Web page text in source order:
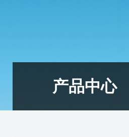
产品中心